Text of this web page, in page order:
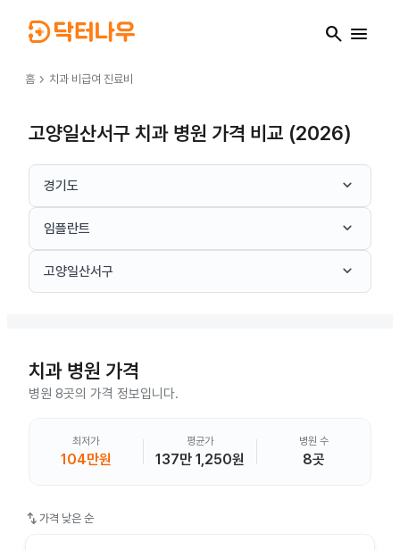
search menu
홈 chevron_right 치과 비급여 진료비
고양일산서구 치과 병원 가격 비교 (2026)
경기도 keyboard_arrow_down
임플란트 keyboard_arrow_down
고양일산서구 keyboard_arrow_down
치과 병원 가격
병원 8곳의 가격 정보입니다.
최저가
104만원
평균가
137만 1,250원
병원 수
8곳
swap_vert 가격 낮은 순